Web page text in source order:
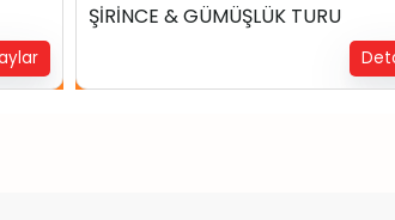
ŞİRİNCE & GÜMÜŞLÜK TURU